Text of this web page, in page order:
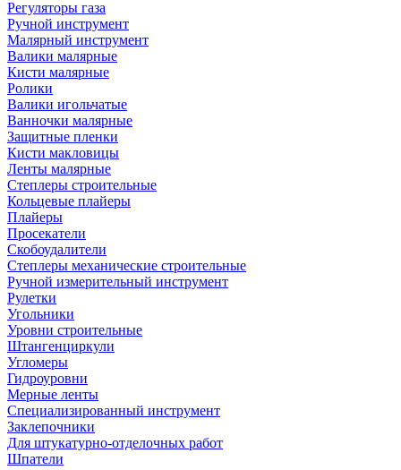
Регуляторы газа
Ручной инструмент
Малярный инструмент
Валики малярные
Кисти малярные
Ролики
Валики игольчатые
Ванночки малярные
Защитные пленки
Кисти макловицы
Ленты малярные
Степлеры строительные
Кольцевые плайеры
Плайеры
Просекатели
Скобоудалители
Степлеры механические строительные
Ручной измерительный инструмент
Рулетки
Угольники
Уровни строительные
Штангенциркули
Угломеры
Гидроуровни
Мерные ленты
Специализированный инструмент
Заклепочники
Для штукатурно-отделочных работ
Шпатели